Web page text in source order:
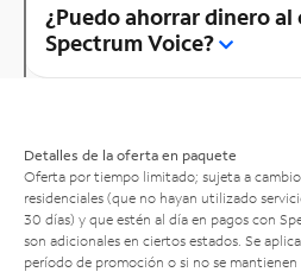
¿Puedo ahorrar dinero
Spectrum Voice?
Detalles de la oferta en paquete
Oferta por tiempo limitado; sujeta a
residenciales (que no hayan utilizado
30 días) y que estén al día en pagos con
son adicionales en ciertos estados. Se
período de promoción o si no se